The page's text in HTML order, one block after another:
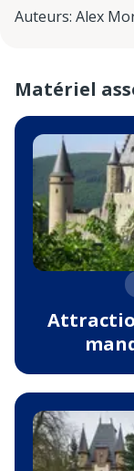
Auteurs: Alex
Matériel